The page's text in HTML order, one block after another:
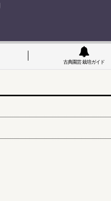
古典園芸 栽培ガイド